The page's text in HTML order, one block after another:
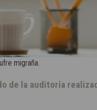
migraña.
de la auditoría